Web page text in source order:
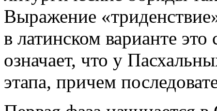
Выражение
в латинском варианте
означает, что у
этапа, причем